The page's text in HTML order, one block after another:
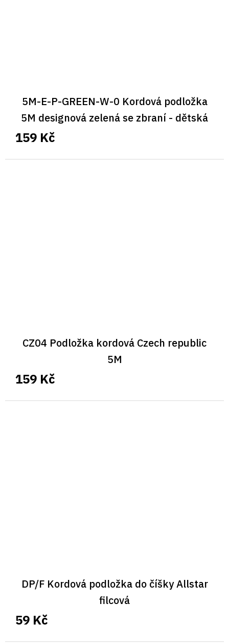
5M-E-P-GREEN-W-0 Kordová podložka
5M designová zelená se zbraní - dětská
159 Kč
CZ04 Podložka kordová Czech republic
5M
159 Kč
DP/F Kordová podložka do číšky Allstar
filcová
59 Kč